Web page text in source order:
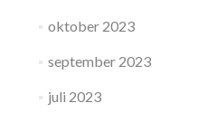
oktober 2023
september 2023
juli 2023